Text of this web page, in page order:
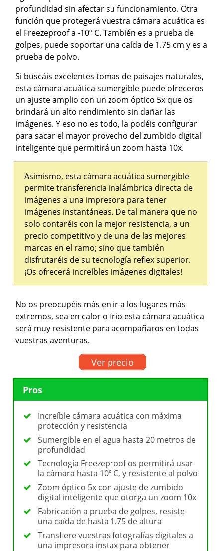
profundidad sin afectar su funcionamiento. Otra
función que protegerá vuestra cámara acuática es
el Freezeproof a -10º C. También es a prueba de
golpes, puede soportar una caída de 1.75 cm y es a
prueba de polvo.
Si buscáis excelentes tomas de paisajes naturales,
esta cámara acuática sumergible puede ofreceros
un ajuste amplio con un zoom óptico 5x que os
brindará un alto rendimiento sin dañar las
imágenes. Y eso no es todo, la podéis configurar
para sacar el mayor provecho del zumbido digital
inteligente que permitirá un zoom hasta 10x.
Asimismo, esta cámara acuática sumergible
permite transferencia inalámbrica directa de
imágenes a una impresora para tener
imágenes instantáneas. De tal manera que no
solo contaréis con la mejor resistencia, a un
precio competitivo y de una de las mejores
marcas en el ramo; sino que también
disfrutaréis de su tecnología reflex superior.
¡Os ofrecerá increíbles imágenes digitales!
No os preocupéis más en ir a los lugares más
extremos, sea en calor o frio esta cámara acuática
será muy resistente para acompañaros en todas
vuestras aventuras.
Ver precio
Pros
Increíble cámara acuática con máxima
protección y resistencia
Sumergible en el agua hasta 20 metros de
profundidad
Tecnología Freezeproof os permitirá usar
la cámara hasta 10º C, y resistente al polvo
Zoom óptico 5x con ajuste de zumbido
digital inteligente que otorga un zoom 10x
Fabricación a prueba de golpes, resiste
una caída de hasta 1.75 de altura
Transfiere vuestras fotografías digitales a
una impresora instax para obtener